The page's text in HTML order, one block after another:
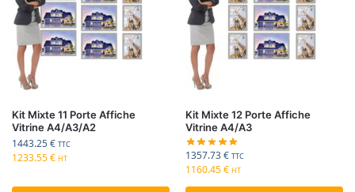
Kit Mixte 11 Porte Affiche
Vitrine A4/A3/A2
1443.25€ TTC
1233.55€ HT
Kit Mixte 12 Porte Affiche
Vitrine A4/A3
1357.73€ TTC
1160.45€ HT